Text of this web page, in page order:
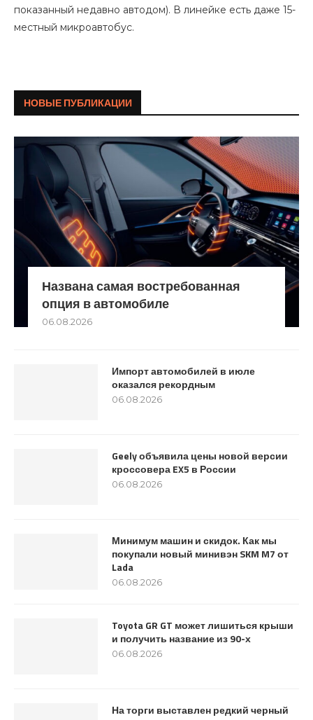
показанный недавно автодом). В линейке есть даже 15-
местный микроавтобус.
НОВЫЕ ПУБЛИКАЦИИ
Названа самая востребованная
опция в автомобиле
06.08.2026
Импорт автомобилей в июле
оказался рекордным
06.08.2026
Geely объявила цены новой версии
кроссовера EX5 в России
06.08.2026
Минимум машин и скидок. Как мы
покупали новый минивэн SKM M7 от
Lada
06.08.2026
Toyota GR GT может лишиться крыши
и получить название из 90-х
06.08.2026
На торги выставлен редкий черный